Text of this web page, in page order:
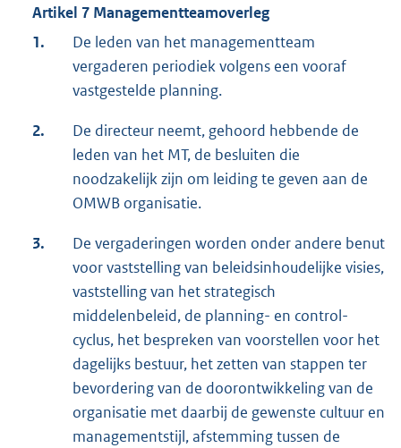
Artikel 7 Managementteamoverleg
1.
De leden van het managementteam
vergaderen periodiek volgens een vooraf
vastgestelde planning.
2.
De directeur neemt, gehoord hebbende de
leden van het MT, de besluiten die
noodzakelijk zijn om leiding te geven aan de
OMWB organisatie.
3.
De vergaderingen worden onder andere benut
voor vaststelling van beleidsinhoudelijke visies,
vaststelling van het strategisch
middelenbeleid, de planning- en control-
cyclus, het bespreken van voorstellen voor het
dagelijks bestuur, het zetten van stappen ter
bevordering van de doorontwikkeling van de
organisatie met daarbij de gewenste cultuur en
managementstijl, afstemming tussen de